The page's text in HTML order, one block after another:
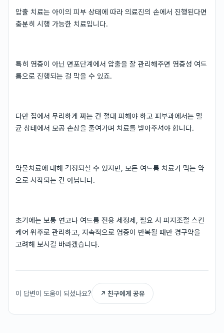
압출 치료는 아이의 피부 상태에 따라 의료진의 손에서 진행된다면
충분히 시행 가능한 치료입니다.
특히 염증이 아닌 면포단계에서 압출을 잘 관리해주면 염증성 여드
름으로 진행되는 걸 막을 수 있죠.
다만 집에서 무리하게 짜는 건 절대 피해야 하고 피부과에서는 멸
균 상태에서 모공 손상을 줄여가며 치료를 받아주셔야 합니다.
약물치료에 대해 걱정되실 수 있지만, 모든 여드름 치료가 먹는 약
으로 시작되는 건 아닙니다.
초기에는 보통 연고나 여드름 전용 세정제, 필요 시 피지조절 스킨
케어 위주로 관리하고, 지속적으로 염증이 반복될 때만 경구약을
고려해 보시길 바라겠습니다.
이 답변이 도움이 되셨나요? ↗ 친구에게 공유